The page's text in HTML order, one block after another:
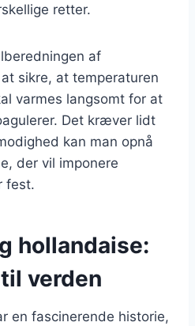
retter.
af
sikre, at temperaturen
varmes langsomt for at
Det kræver lidt
kan man opnå
der vil imponere
fest.
hollandaise:
verden
en fascinerende historie,